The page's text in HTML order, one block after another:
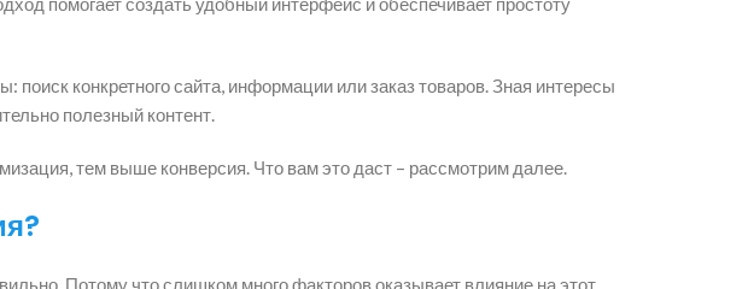
конкретного сайта, информации или заказ товаров. Зная интересы
полезный контент.
тем выше конверсия. Что вам это даст – рассмотрим далее.
Потому что слишком много факторов оказывает влияние на этот